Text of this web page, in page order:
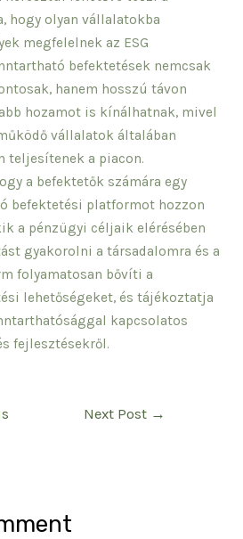
hogy olyan vállalatokba
megfelelnek az ESG
befektetések nemcsak
hanem hosszú távon
hozamot is kínálhatnak, mivel
vállalatok általában
teljesítenek a piacon.
a befektetők számára egy
befektetési platformot hozzon
a pénzügyi céljaik elérésében
gyakorolni a társadalomra és a
folyamatosan bővíti a
lehetőségeket, és tájékoztatja
kapcsolatos
fejlesztésekről.
Next Post →